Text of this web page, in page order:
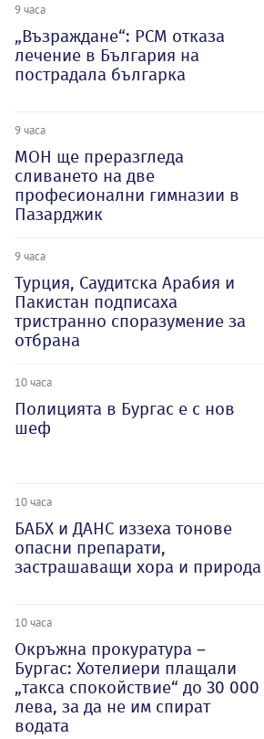
9 часа
„Възраждане“: РСМ отказа
лечение в България на
пострадала българка
9 часа
МОН ще преразгледа
сливането на две
професионални гимназии в
Пазарджик
9 часа
Турция, Саудитска Арабия и
Пакистан подписаха
тристранно споразумение за
отбрана
10 часа
Полицията в Бургас е с нов
шеф
10 часа
БАБХ и ДАНС иззеха тонове
опасни препарати,
застрашаващи хора и природа
10 часа
Окръжна прокуратура –
Бургас: Хотелиери плащали
„такса спокойствие“ до 30 000
лева, за да не им спират
водата